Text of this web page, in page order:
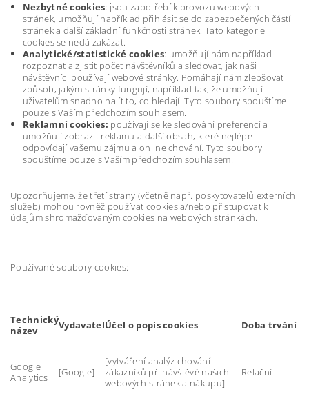
Nezbytné cookies: jsou zapotřebí k provozu webových
stránek, umožňují například přihlásit se do zabezpečených částí
stránek a další základní funkčnosti stránek. Tato kategorie
cookies se nedá zakázat.
Analytické/statistické cookies: umožňují nám například
rozpoznat a zjistit počet návštěvníků a sledovat, jak naši
návštěvníci používají webové stránky. Pomáhají nám zlepšovat
způsob, jakým stránky fungují, například tak, že umožňují
uživatelům snadno najít to, co hledají. Tyto soubory spouštíme
pouze s Vaším předchozím souhlasem.
Reklamní cookies: používají se ke sledování preferencí a
umožňují zobrazit reklamu a další obsah, které nejlépe
odpovídají vašemu zájmu a online chování. Tyto soubory
spouštíme pouze s Vaším předchozím souhlasem.
Upozorňujeme, že třetí strany (včetně např. poskytovatelů externích
služeb) mohou rovněž používat cookies a/nebo přistupovat k
údajům shromažďovaným cookies na webových stránkách.
Používané soubory cookies:
Technický
název
VydavatelÚčel o popis cookies Doba trvání
Google
Analytics
[Google]
[vytváření analýz chování
zákazníků při návštěvě našich
webových stránek a nákupu]
Relační